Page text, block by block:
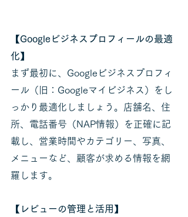
【Googleビジネスプロフィールの最適
化】
まず最初に、Googleビジネスプロフィ
ール（旧：Googleマイビジネス）をし
っかり最適化しましょう。店舗名、住
所、電話番号（NAP情報）を正確に記
載し、営業時間やカテゴリー、写真、
メニューなど、顧客が求める情報を網
羅します。
【レビューの管理と活用】